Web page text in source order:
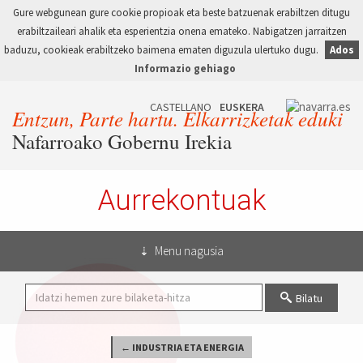
Gure webgunean gure cookie propioak eta beste batzuenak erabiltzen ditugu
erabiltzaileari ahalik eta esperientzia onena emateko. Nabigatzen jarraitzen
baduzu, cookieak erabiltzeko baimena ematen diguzula ulertuko dugu.
Ados
Informazio gehiago
Entzun, Parte hartu. Elkarrizketak eduki
Nafarroako Gobernu Irekia
Aurrekontuak
Menu nagusia
Bilatu
← INDUSTRIA ETA ENERGIA